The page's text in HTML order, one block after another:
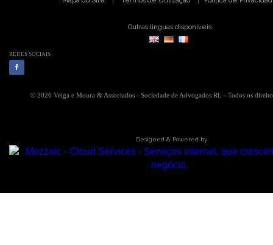
Outras linguas disponíveis
REDES SOCIAIS
© 2026 Veiga e Moura & Associados - Sociedade de Advogados RL - Todos os
Designed & Powered by